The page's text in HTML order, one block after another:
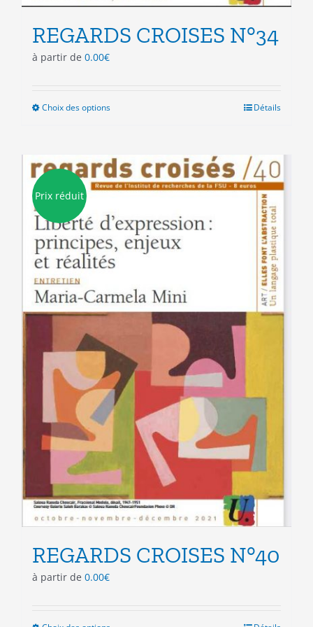
REGARDS CROISES N°34
à partir de 0.00€
Choix des optionsCe
plusieurs
variations.
Les
peuvent
être
choisies
sur
page
du
Détails
Prix réduit
REGARDS CROISES N°40
à partir de 0.00€